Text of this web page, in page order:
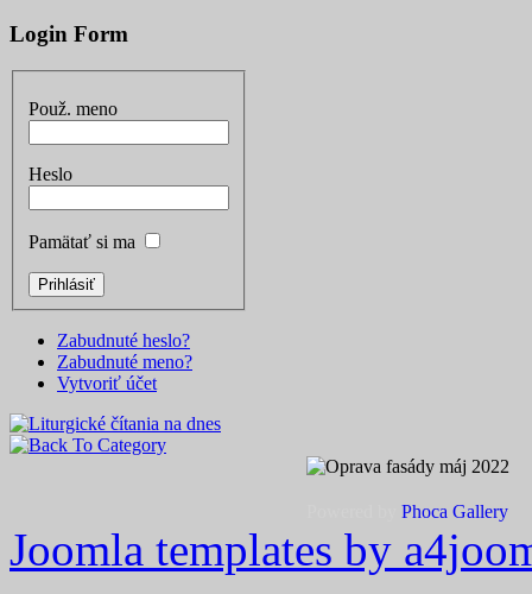
Login Form
Použ. meno
Heslo
Pamätať si ma
Zabudnuté heslo?
Zabudnuté meno?
Vytvoriť účet
Phoca Gallery
Joomla templates by